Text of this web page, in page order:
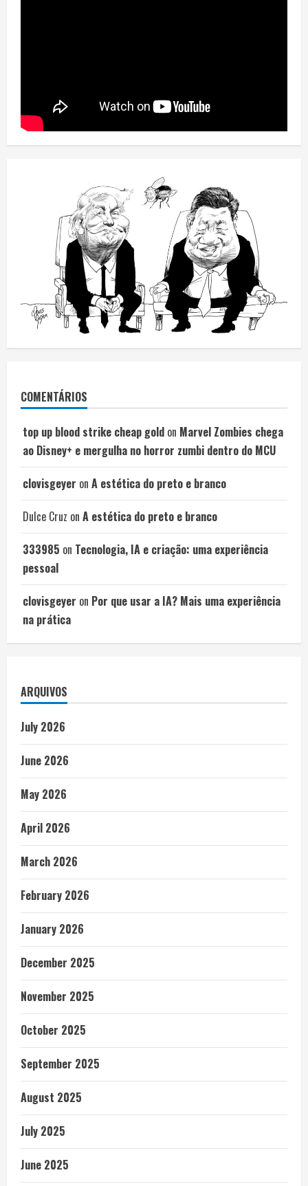
COMENTÁRIOS
top up blood strike cheap gold on Marvel Zombies chega
ao Disney+ e mergulha no horror zumbi dentro do MCU
clovisgeyer on A estética do preto e branco
Dulce Cruz on A estética do preto e branco
333985 on Tecnologia, IA e criação: uma experiência
pessoal
clovisgeyer on Por que usar a IA? Mais uma experiência
na prática
ARQUIVOS
July 2026
June 2026
May 2026
April 2026
March 2026
February 2026
January 2026
December 2025
November 2025
October 2025
September 2025
August 2025
July 2025
June 2025